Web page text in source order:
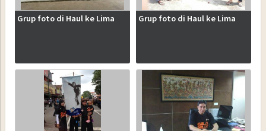
Grup foto di Haul ke Lima Grup foto di Haul ke Lima